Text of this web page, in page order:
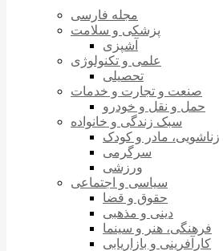
مجله فارسی
پزشکی و سلامت
آشپزی
علمی و تکنولوژی
تحصیلی
صنعت و تجارت و خدمات
حمل و نقل و خودرو
سبک زندگی و خانواده
زناشویی، مادر و کودک
سرگرمی
ورزشی
سیاسی و اجتماعی
حقوق و قضا
دینی و مذهبی
فرهنگی، هنر و سینما
کارآفرینی و بازاریابی